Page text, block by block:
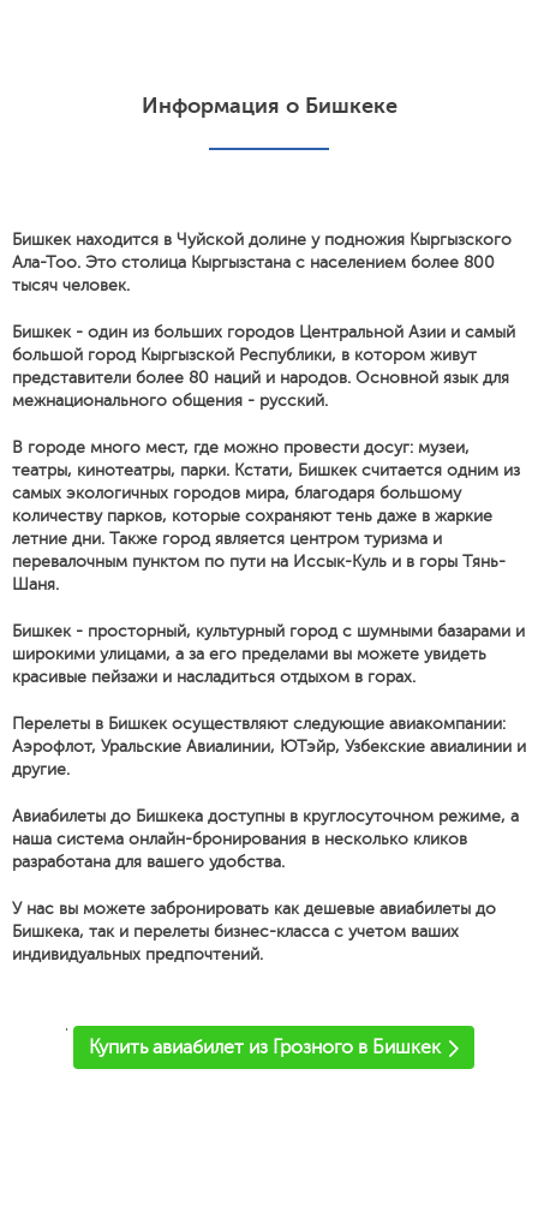
Информация о Бишкеке
Бишкек находится в Чуйской долине у подножия Кыргызского
Ала-Тоо. Это столица Кыргызстана с населением более 800
тысяч человек.
Бишкек - один из больших городов Центральной Азии и самый
большой город Кыргызской Республики, в котором живут
представители более 80 наций и народов. Основной язык для
межнационального общения - русский.
В городе много мест, где можно провести досуг: музеи,
театры, кинотеатры, парки. Кстати, Бишкек считается одним из
самых экологичных городов мира, благодаря большому
количеству парков, которые сохраняют тень даже в жаркие
летние дни. Также город является центром туризма и
перевалочным пунктом по пути на Иссык-Куль и в горы Тянь-
Шаня.
Бишкек - просторный, культурный город с шумными базарами и
широкими улицами, а за его пределами вы можете увидеть
красивые пейзажи и насладиться отдыхом в горах.
Перелеты в Бишкек осуществляют следующие авиакомпании:
Аэрофлот, Уральские Авиалинии, ЮТэйр, Узбекские авиалинии и
другие.
Авиабилеты до Бишкека доступны в круглосуточном режиме, а
наша система онлайн-бронирования в несколько кликов
разработана для вашего удобства.
У нас вы можете забронировать как дешевые авиабилеты до
Бишкека, так и перелеты бизнес-класса с учетом ваших
индивидуальных предпочтений.
'
Купить авиабилет из Грозного в Бишкек